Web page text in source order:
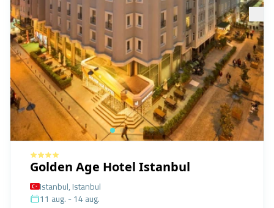
Golden Age Hotel Istanbul
Istanbul, Istanbul
11 aug. - 14 aug.